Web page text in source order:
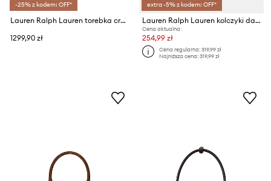
-25% z kodem: OFF*
Lauren Ralph Lauren torebka crossbody damska skórzana
1299,90 zł
extra -5% z kodem: OFF*
Lauren Ralph Lauren kolczyki damskie metalowe MARTINGALE
Cena aktualna:
254,99 zł
Cena regularna:319,99 zł
Najniższa cena:319,99 zł